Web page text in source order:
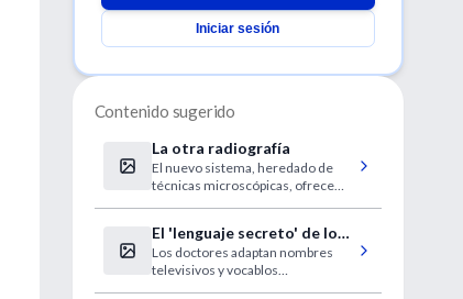
Iniciar sesión
Contenido sugerido
La otra radiografía
El nuevo sistema, heredado de
técnicas microscópicas, ofrece
El 'lenguaje secreto' de los
médicos
Los doctores adaptan nombres
televisivos y vocablos